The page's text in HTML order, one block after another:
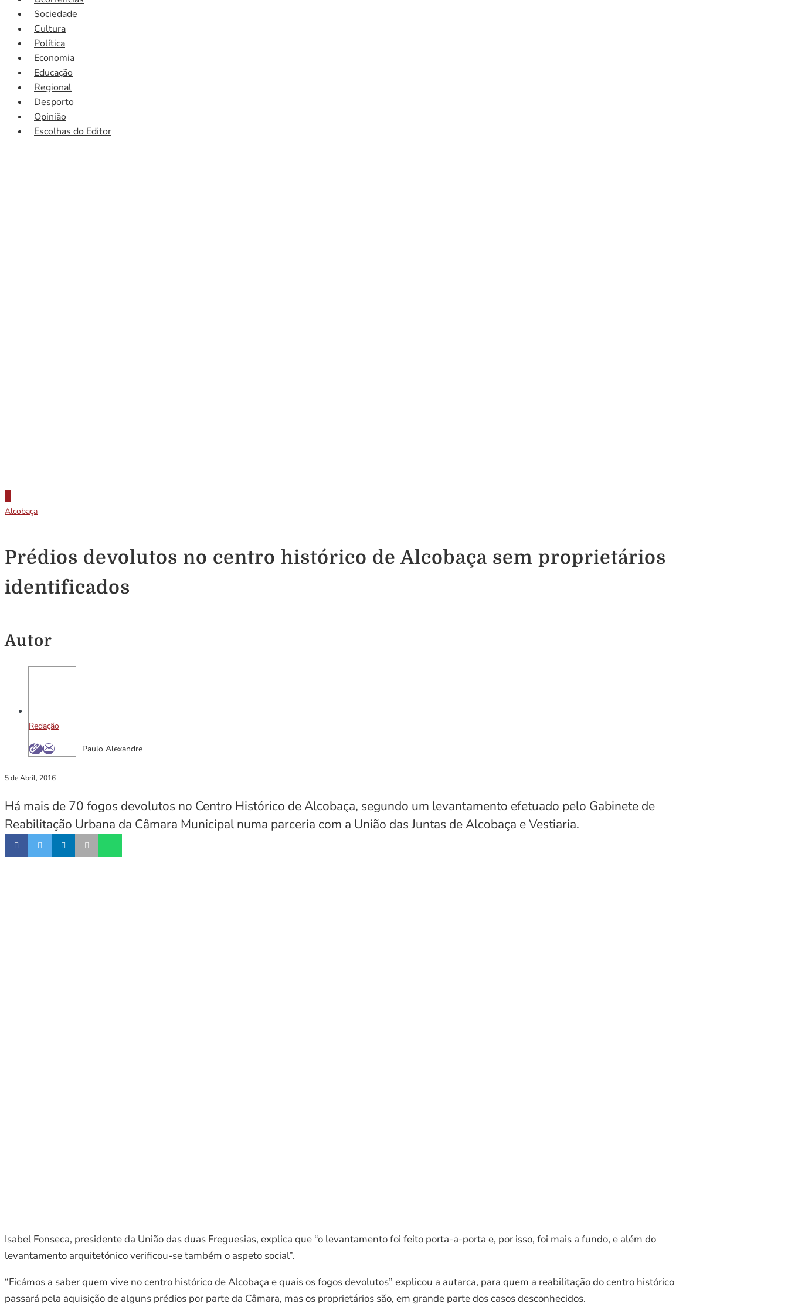
Sociedade
Cultura
Política
Economia
Educação
Regional
Desporto
Opinião
Escolhas do Editor
Alcobaça
Prédios devolutos no centro histórico de Alcobaça sem proprietários
identificados
Autor
Redação
Paulo Alexandre
5 de Abril, 2016
Há mais de 70 fogos devolutos no Centro Histórico de Alcobaça, segundo um levantamento efetuado pelo Gabinete de
Reabilitação Urbana da Câmara Municipal numa parceria com a União das Juntas de Alcobaça e Vestiaria.
Isabel Fonseca, presidente da União das duas Freguesias, explica que “o levantamento foi feito porta-a-porta e, por isso, foi mais a fundo, e além do
levantamento arquitetónico verificou-se também o aspeto social”.
“Ficámos a saber quem vive no centro histórico de Alcobaça e quais os fogos devolutos” explicou a autarca, para quem a reabilitação do centro histórico
passará pela aquisição de alguns prédios por parte da Câmara, mas os proprietários são, em grande parte dos casos desconhecidos.